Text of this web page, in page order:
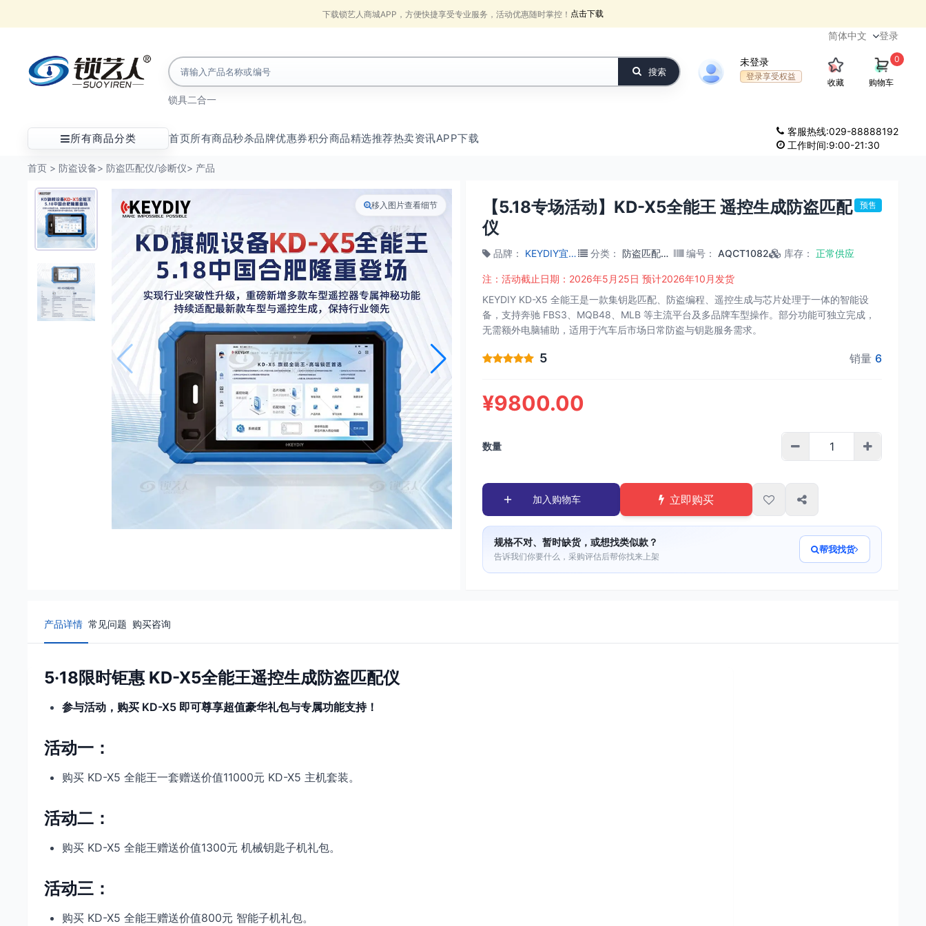
下载锁艺人商城APP，方便快捷享受专业服务，活动优惠随时掌控！ 点击下载
登录
搜索
锁具二合一
未登录
登录享受权益
收藏 购物车
0
所有商品分类 首页所有商品秒杀品牌优惠券积分商品精选推荐热卖资讯APP下载
客服热线:029-88888192
工作时间:9:00-21:30
首页 > 防盗设备> 防盗匹配仪/诊断仪> 产品
移入图片查看细节
【5.18专场活动】KD-X5全能王 遥控生成防盗匹配
仪
预售
品牌 ： KEYDIY宜车科技 分类 ： 防盗匹配仪/诊断仪 编号 ： AQCT1082 库存 ： 正常供应
注：活动截止日期：2026年5月25日 预计2026年10月发货
KEYDIY KD-X5 全能王是一款集钥匙匹配、防盗编程、遥控生成与芯片处理于一体的智能设
备，支持奔驰 FBS3、MQB48、MLB 等主流平台及多品牌车型操作。部分功能可独立完成，
无需额外电脑辅助，适用于汽车后市场日常防盗与钥匙服务需求。
5 销量 6
¥9800.00
数量
加入购物车 立即购买
规格不对、暂时缺货，或想找类似款？
告诉我们你要什么，采购评估后帮你找来上架
帮我找货
产品详情 常见问题 购买咨询
5·18限时钜惠 KD-X5全能王遥控生成防盗匹配仪
参与活动，购买 KD-X5 即可尊享超值豪华礼包与专属功能支持！
活动一：
购买 KD-X5 全能王一套赠送价值11000元 KD-X5 主机套装。
活动二：
购买 KD-X5 全能王赠送价值1300元 机械钥匙子机礼包。
活动三：
购买 KD-X5 全能王赠送价值800元 智能子机礼包。